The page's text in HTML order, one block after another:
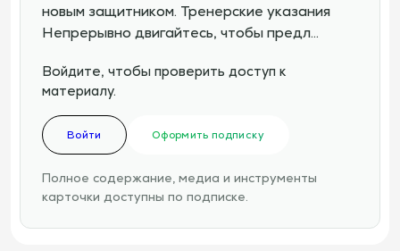
новым защитником. Тренерские указания
Непрерывно двигайтесь, чтобы предл…
Войдите, чтобы проверить доступ к
материалу.
Войти Оформить подписку
Полное содержание, медиа и инструменты
карточки доступны по подписке.